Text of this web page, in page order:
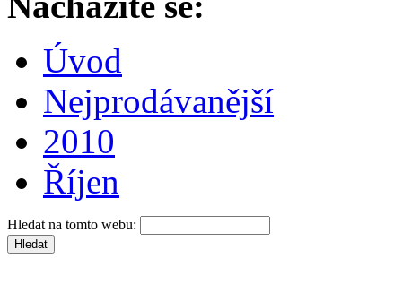
Úvod
Nejprodávanější
2010
Říjen
Hledat na tomto webu: